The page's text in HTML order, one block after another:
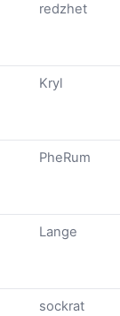
redzhet
Kryl
PheRum
Lange
sockrat